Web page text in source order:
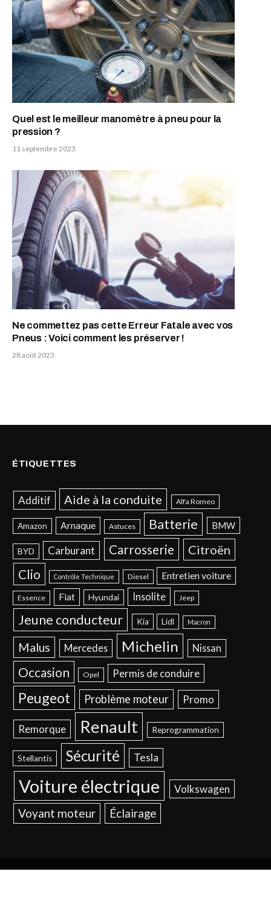
Quel est le meilleur manomètre à pneu pour la
pression ?
11 septembre 2023
Ne commettez pas cette Erreur Fatale avec vos
Pneus : Voici comment les préserver !
28 août 2023
ÉTIQUETTES
Additif Aide à la conduite Alfa Romeo
Amazon Arnaque Astuces Batterie BMW
BYD Carburant Carrosserie Citroën
Clio Contrôle Technique Diesel Entretien voiture
Essence Fiat Hyundai Insolite Jeep
Jeune conducteur Kia Lidl Macron
Malus Mercedes Michelin Nissan
Occasion Opel Permis de conduire
Peugeot Problème moteur Promo
Remorque Renault Reprogrammation
Stellantis Sécurité Tesla
Voiture électrique Volkswagen
Voyant moteur Éclairage